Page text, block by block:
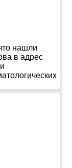
нашли
в адрес